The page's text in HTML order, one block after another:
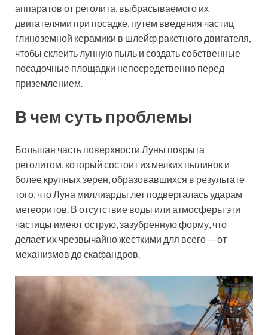
аппаратов от реголита, выбрасываемого их
двигателями при посадке, путем введения частиц
глиноземной керамики в шлейф ракетного двигателя,
чтобы склеить лунную пыль и создать собственные
посадочные площадки непосредственно перед
приземлением.
В чем суть проблемы
Большая часть поверхности Луны покрыта
реголитом, который состоит из мелких пылинок и
более крупных зерен, образовавшихся в результате
того, что Луна миллиарды лет подвергалась ударам
метеоритов. В отсутствие воды или атмосферы эти
частицы имеют острую, зазубренную форму, что
делает их чрезвычайно жесткими для всего — от
механизмов до скафандров.